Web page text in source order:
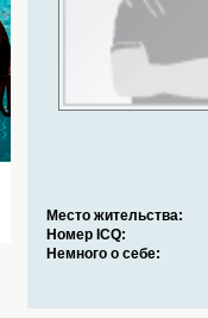
Место жительства:
Номер ICQ:
Немного о себе: